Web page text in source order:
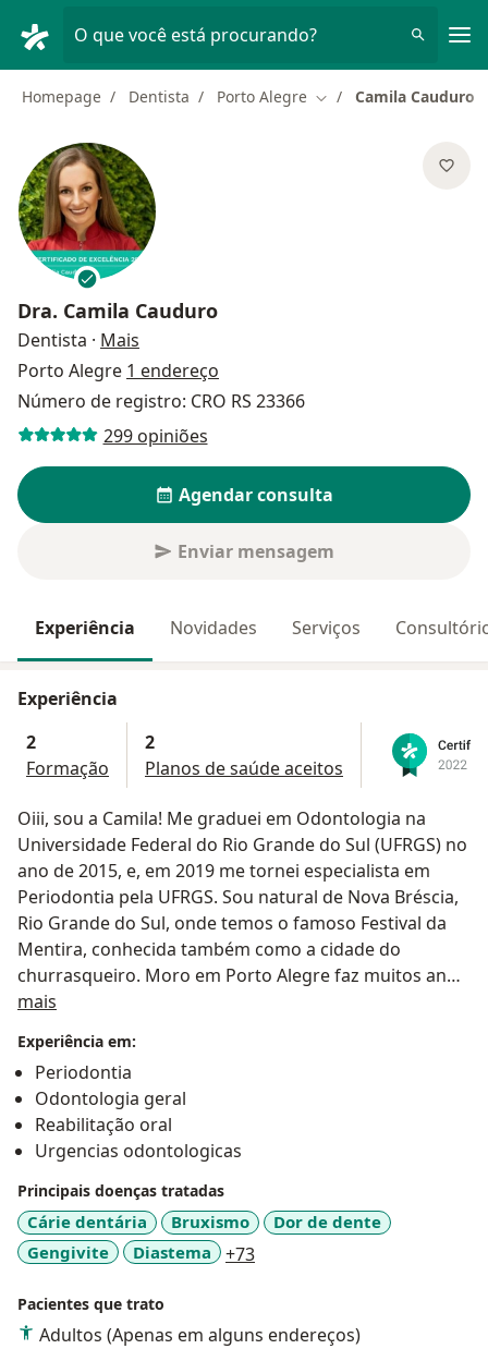
O que você está procurando?
Homepage Dentista Porto Alegre Mudar de cidade
Camila Cauduro
Dra. Camila Cauduro
Dentista · Mais
Porto Alegre 1 endereço
Número de registro: CRO RS 23366
299 opiniões
Agendar consulta
Enviar mensagem
Experiência Novidades Serviços
Experiência
2
Formação
2
Planos de saúde aceitos
Oiii, sou a Camila! Me graduei em Odontologia na
Universidade Federal do Rio Grande do Sul (UFRGS) no
ano de 2015, e, em 2019 me tornei especialista em
Periodontia pela UFRGS. Sou natural de Nova Bréscia,
Rio Grande do Sul, onde temos o famoso Festival da
Mentira, conhecida também como a cidade do
churrasqueiro. Moro em Porto Alegre faz muitos anos,
amo essa cidade, conhecer lugares novos, estar entre
amigos, fazer amigos, amo crossfit e esportes, tomar
um cafezinho e principalmente exercer a minha
profissão na Benquer Odontologia, que é meu lugar
especial.
ATENÇÃO: Consultas pelo convênio da Uniodonto
devem ser agendadas diretamente pelo whatsapp da
Benquer. Obrigada!!
mais
Experiência em:
Periodontia
Odontologia geral
Reabilitação oral
Urgencias odontologicas
Principais doenças tratadas
Cárie dentária Bruxismo
Dor de dente
Gengivite
Diastema +73a11y_sr_more_diseases
Pacientes que trato
Adultos (Apenas em alguns endereços)